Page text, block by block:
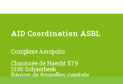
AID Coordination ASBL
Complexe Aeropolis
Chaussée de Haecht 579
1030 Schaerbeek
Région de Bruxelles-capitale